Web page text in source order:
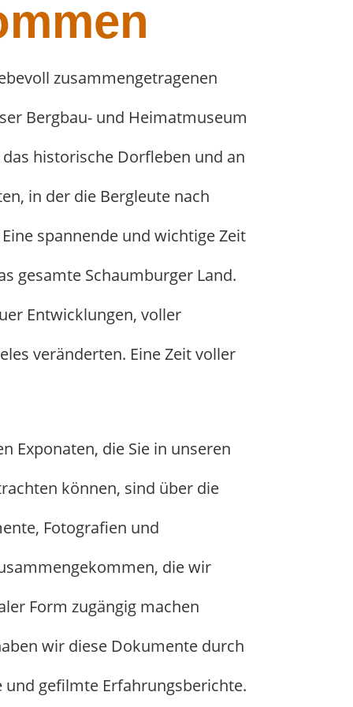
zusammengetragenen
Bergbau- und Heimatmuseum
historische Dorfleben und an
in der die Bergleute nach
spannende und wichtige Zeit
gesamte Schaumburger Land.
Entwicklungen, voller
veränderten. Eine Zeit voller
Exponaten, die Sie in unseren
können, sind über die
Fotografien und
die wir
Form zugängig machen
wir diese Dokumente durch
und gefilmte Erfahrungsberichte.